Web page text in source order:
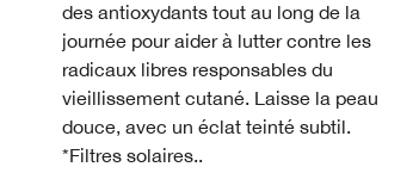
des antioxydants tout au long de la
journée pour aider à lutter contre les
radicaux libres responsables du
vieillissement cutané. Laisse la peau
douce, avec un éclat teinté subtil.
*Filtres solaires..